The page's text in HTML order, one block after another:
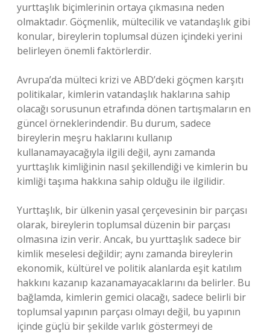
yurttaşlık biçimlerinin ortaya çıkmasına neden
olmaktadır. Göçmenlik, mültecilik ve vatandaşlık gibi
konular, bireylerin toplumsal düzen içindeki yerini
belirleyen önemli faktörlerdir.
Avrupa’da mülteci krizi ve ABD’deki göçmen karşıtı
politikalar, kimlerin vatandaşlık haklarına sahip
olacağı sorusunun etrafında dönen tartışmaların en
güncel örneklerindendir. Bu durum, sadece
bireylerin meşru haklarını kullanıp
kullanamayacağıyla ilgili değil, aynı zamanda
yurttaşlık kimliğinin nasıl şekillendiği ve kimlerin bu
kimliği taşıma hakkına sahip olduğu ile ilgilidir.
Yurttaşlık, bir ülkenin yasal çerçevesinin bir parçası
olarak, bireylerin toplumsal düzenin bir parçası
olmasına izin verir. Ancak, bu yurttaşlık sadece bir
kimlik meselesi değildir; aynı zamanda bireylerin
ekonomik, kültürel ve politik alanlarda eşit katılım
hakkını kazanıp kazanamayacaklarını da belirler. Bu
bağlamda, kimlerin gemici olacağı, sadece belirli bir
toplumsal yapının parçası olmayı değil, bu yapının
içinde güçlü bir şekilde varlık göstermeyi de